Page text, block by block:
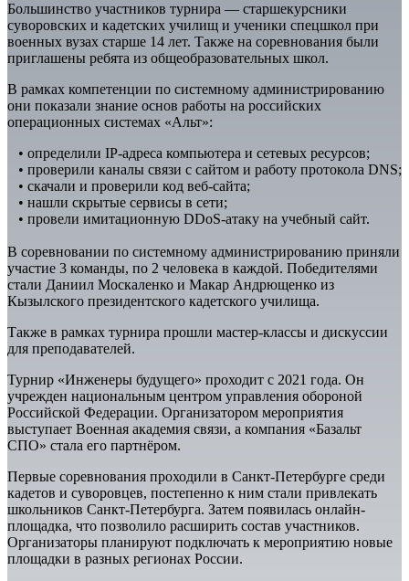
Большинство участников турнира — старшекурсники
суворовских и кадетских училищ и ученики спецшкол при
военных вузах старше 14 лет. Также на соревнования были
приглашены ребята из общеобразовательных школ.
В рамках компетенции по системному администрированию
они показали знание основ работы на российских
операционных системах «Альт»:
• определили IP-адреса компьютера и сетевых ресурсов;
• проверили каналы связи с сайтом и работу протокола DNS;
• скачали и проверили код веб-сайта;
• нашли скрытые сервисы в сети;
• провели имитационную DDoS-атаку на учебный сайт.
В соревновании по системному администрированию приняли
участие 3 команды, по 2 человека в каждой. Победителями
стали Даниил Москаленко и Макар Андрющенко из
Кызылского президентского кадетского училища.
Также в рамках турнира прошли мастер-классы и дискуссии
для преподавателей.
Турнир «Инженеры будущего» проходит с 2021 года. Он
учрежден национальным центром управления обороной
Российской Федерации. Организатором мероприятия
выступает Военная академия связи, а компания «Базальт
СПО» стала его партнёром.
Первые соревнования проходили в Санкт-Петербурге среди
кадетов и суворовцев, постепенно к ним стали привлекать
школьников Санкт-Петербурга. Затем появилась онлайн-
площадка, что позволило расширить состав участников.
Организаторы планируют подключать к мероприятию новые
площадки в разных регионах России.